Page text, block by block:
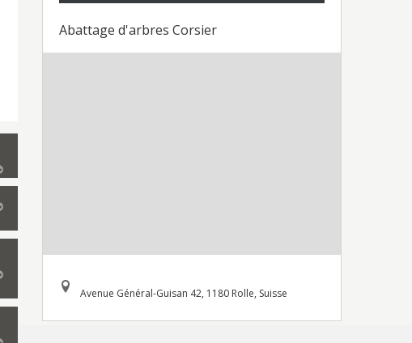
Abattage d'arbres Corsier
Avenue Général-Guisan 42, 1180 Rolle, Suisse